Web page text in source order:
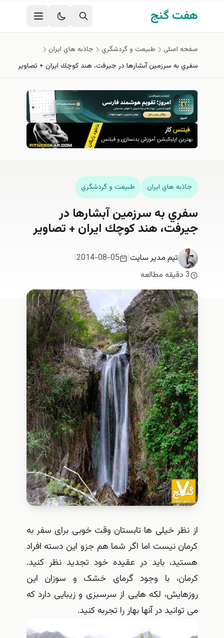
رفتن به محتوای اصلی
هفت گنج
صفحه اصلی طبيعت و گردشگري
جاذبه هاي ايران
سفري به سرزمین آبشارها در جیرفت، هند كوچك ایران + تصاوير
جاذبه هاي ايران طبيعت و گردشگري
سفري به سرزمین آبشارها در
جیرفت، هند كوچك ایران + تصاوير
تیم مدیر سایت|
2014-08-05
|
3 دقیقه مطالعه
از نظر خیلی ها تابستان وقت خوبی برای سفر به
کرمان نیست اما اگر شما هم جزو این دسته افراد
هستید، باید در عقیده خود تجدید نظر کنید.
کرمان، با وجود گرمای خشک و سوزان این
روزهایش، لکه هایی از سرسبزی و زیبایی دارد که
می توانید در آنها بهار را تجربه کنید.